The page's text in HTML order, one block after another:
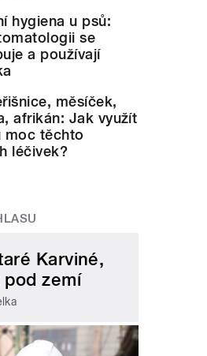
hygiena u psů:
se
a používají
měsíček,
afrikán: Jak využít
moc těchto
léčivek?
Karviné,
zemí